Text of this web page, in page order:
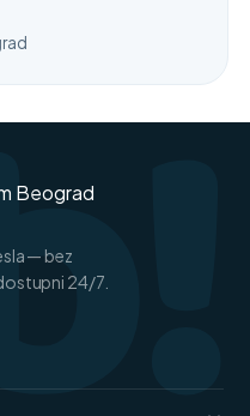
— bez
24/7.